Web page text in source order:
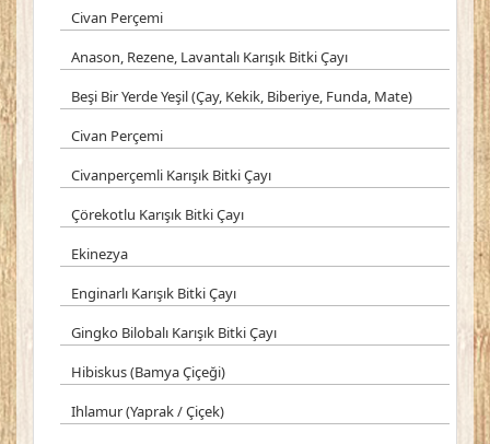
Civan Perçemi
Anason, Rezene, Lavantalı Karışık Bitki Çayı
Beşi Bir Yerde Yeşil (Çay, Kekik, Biberiye, Funda, Mate)
Civan Perçemi
Civanperçemli Karışık Bitki Çayı
Çörekotlu Karışık Bitki Çayı
Ekinezya
Enginarlı Karışık Bitki Çayı
Gingko Bilobalı Karışık Bitki Çayı
Hibiskus (Bamya Çiçeği)
Ihlamur (Yaprak / Çiçek)